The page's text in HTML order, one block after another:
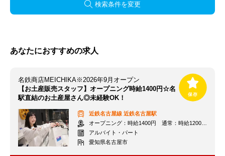
検索条件を変更
あなたにおすすめの求人
名鉄商店MEICHIKA※2026年9月オープン
【お土産販売スタッフ】オープニング時給1400円☆名
駅直結のお土産屋さん◎未経験OK！
近鉄名古屋線 近鉄名古屋駅
オープニング：時給1400円 通常：時給1200円～＋交通費全額支給
アルバイト・パート
愛知県名古屋市